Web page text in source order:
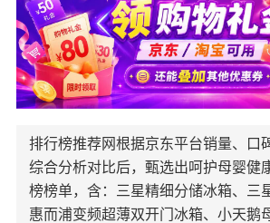
排行榜推荐网根据京东平台销量、口
综合分析对比后，甄选出呵护母婴健
榜榜单，含：三星精细分储冰箱、三
惠而浦变频超薄双开门冰箱、小天鹅